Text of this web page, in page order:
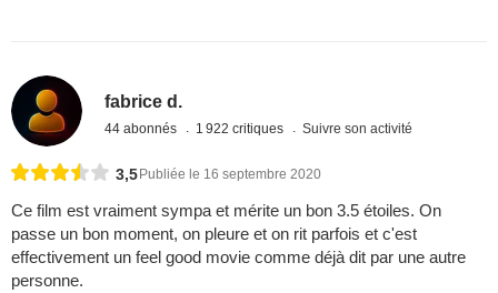
fabrice d.
44 abonnés 1 922 critiques Suivre son activité
3,5 Publiée le 16 septembre 2020
Ce film est vraiment sympa et mérite un bon 3.5 étoiles. On
passe un bon moment, on pleure et on rit parfois et c'est
effectivement un feel good movie comme déjà dit par une autre
personne.